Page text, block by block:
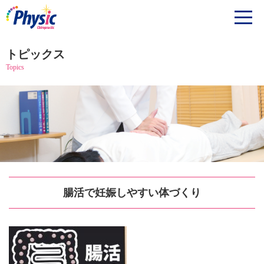
トピックス
Topics
腸活で妊娠しやすい体づくり